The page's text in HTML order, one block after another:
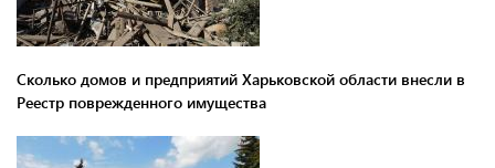
Сколько домов и предприятий Харьковской области внесли в
Реестр поврежденного имущества